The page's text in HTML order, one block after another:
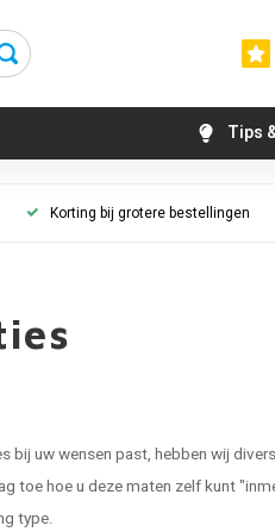
Tips
Korting bij grotere bestellingen
uw wensen past, hebben wij
toe hoe u deze maten zelf kunt
type.